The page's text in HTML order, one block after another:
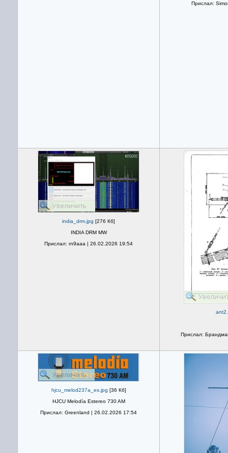
Прислал:
india_drm.jpg [276 Кб]
INDIA DRM MW
Прислал: rn9aaa | 26.02.2026 19:54
Прислал:
hjcu_melod237a_es.jpg [36 Кб]
HJCU Melodía Estereo 730 AM
Прислал: Greenland | 26.02.2026 17:54